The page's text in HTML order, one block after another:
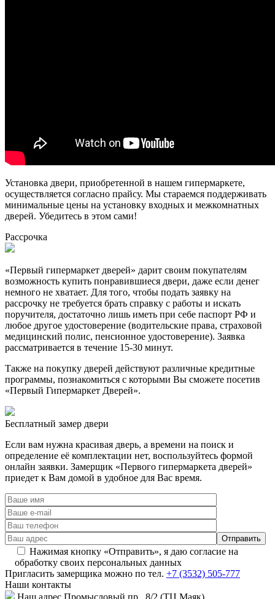
Установка двери, приобретенной в нашем гипермаркете,
осуществляется согласно прайсу. Мы стараемся поддерживать
минимальные цены на установку входных и межкомнатных
дверей. Убедитесь в этом сами!
Рассрочка
«Первый гипермаркет дверей» дарит своим покупателям
возможность купить понравившиеся двери, даже если денег
немного не хватает. Для того, чтобы подать заявку на
рассрочку не требуется брать справку с работы и искать
поручителя, достаточно лишь иметь при себе паспорт РФ и
любое другое удостоверение (водительские права, страховой
медицинский полис, пенсионное удостоверение). Заявка
рассматривается в течение 15-30 минут.
Также на покупку дверей действуют различные кредитные
программы, познакомиться с которыми Вы сможете посетив
«Первый Гипермаркет Дверей».
Бесплатный замер двери
Если вам нужна красивая дверь, а времени на поиск и
определение её комплектации нет, воспользуйтесь формой
онлайн заявки. Замерщик «Первого гипермаркета дверей»
приедет к Вам домой в удобное для Вас время.
Нажимая кнопку «Отправить», я даю согласие на
обработку своих персональных данных
Пригласить замерщика можно по тел. +7 (3532) 505-777
Наши контакты